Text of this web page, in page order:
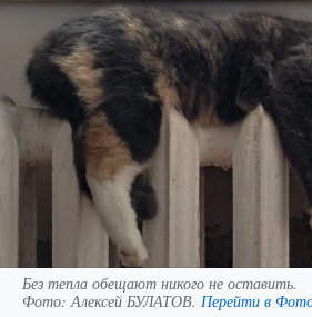
Без тепла обещают никого не оставить.
Фото:Алексей БУЛАТОВ. Перейти в